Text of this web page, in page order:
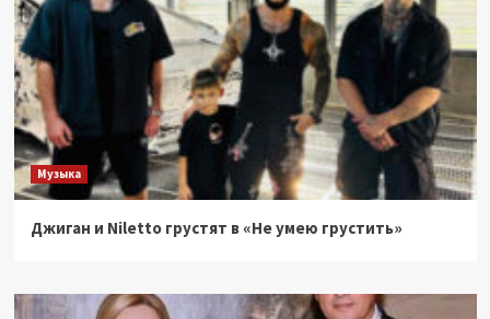
Музыка
Джиган и Niletto грустят в «Не умею грустить»